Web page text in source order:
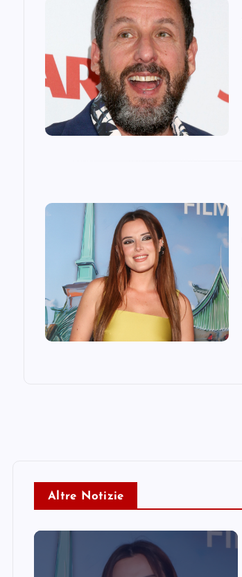
Altre Notizie